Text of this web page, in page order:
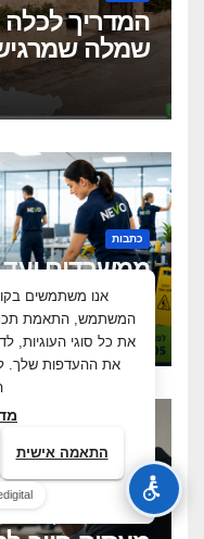
המדריך לכלה
שמלה
ונראית
כתבות
ממשרדים
מסחריים:
כיום שירותי
וגמישים?
מאמרים
המונדיאל
המשתמש, התאמת
את כל סוגי העוגיות,
את ההעדפות שלך.
התאמה אישית
-